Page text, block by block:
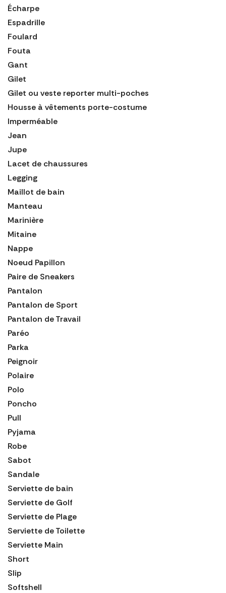
Écharpe
Espadrille
Foulard
Fouta
Gant
Gilet
Gilet ou veste reporter multi-poches
Housse à vêtements porte-costume
Imperméable
Jean
Jupe
Lacet de chaussures
Legging
Maillot de bain
Manteau
Marinière
Mitaine
Nappe
Noeud Papillon
Paire de Sneakers
Pantalon
Pantalon de Sport
Pantalon de Travail
Paréo
Parka
Peignoir
Polaire
Polo
Poncho
Pull
Pyjama
Robe
Sabot
Sandale
Serviette de bain
Serviette de Golf
Serviette de Plage
Serviette de Toilette
Serviette Main
Short
Slip
Softshell